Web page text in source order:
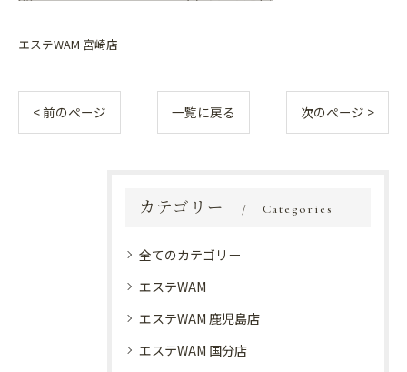
エステWAM 宮崎店
< 前のページ 一覧に戻る 次のページ >
カテゴリー Categories
全てのカテゴリー
エステWAM
エステWAM 鹿児島店
エステWAM 国分店